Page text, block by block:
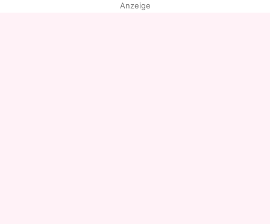
Anzeige